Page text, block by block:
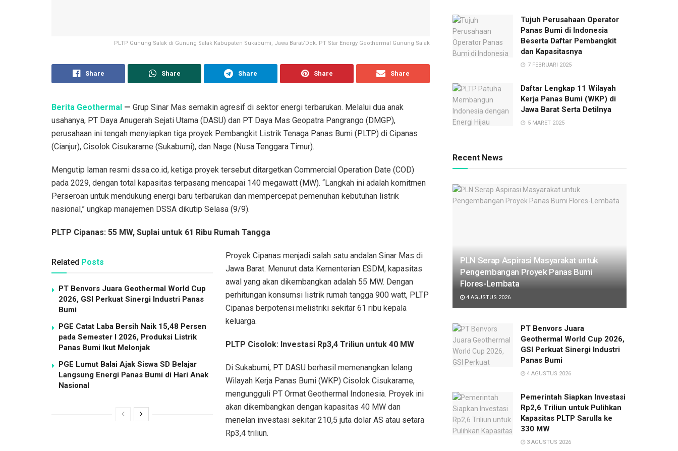
PLTP Gunung Salak di Gunung Salak Kabupaten Sukabumi, Jawa Barat/Dok. PT Star Energy Geothermal Gunung Salak
Share Share Share Share Share
Berita Geothermal — Grup Sinar Mas semakin agresif di sektor energi terbarukan. Melalui dua anak
usahanya, PT Daya Anugerah Sejati Utama (DASU) dan PT Daya Mas Geopatra Pangrango (DMGP),
perusahaan ini tengah menyiapkan tiga proyek Pembangkit Listrik Tenaga Panas Bumi (PLTP) di Cipanas
(Cianjur), Cisolok Cisukarame (Sukabumi), dan Nage (Nusa Tenggara Timur).
Mengutip laman resmi dssa.co.id, ketiga proyek tersebut ditargetkan Commercial Operation Date (COD)
pada 2029, dengan total kapasitas terpasang mencapai 140 megawatt (MW). “Langkah ini adalah komitmen
Perseroan untuk mendukung energi baru terbarukan dan mempercepat pemenuhan kebutuhan listrik
nasional,” ungkap manajemen DSSA dikutip Selasa (9/9).
PLTP Cipanas: 55 MW, Suplai untuk 61 Ribu Rumah Tangga
Related Posts
PT Benvors Juara Geothermal World Cup
2026, GSI Perkuat Sinergi Industri Panas
Bumi
PGE Catat Laba Bersih Naik 15,48 Persen
pada Semester I 2026, Produksi Listrik
Panas Bumi Ikut Melonjak
PGE Lumut Balai Ajak Siswa SD Belajar
Langsung Energi Panas Bumi di Hari Anak
Nasional
Proyek Cipanas menjadi salah satu andalan Sinar Mas di
Jawa Barat. Menurut data Kementerian ESDM, kapasitas
awal yang akan dikembangkan adalah 55 MW. Dengan
perhitungan konsumsi listrik rumah tangga 900 watt, PLTP
Cipanas berpotensi melistriki sekitar 61 ribu kepala
keluarga.
PLTP Cisolok: Investasi Rp3,4 Triliun untuk 40 MW
Di Sukabumi, PT DASU berhasil memenangkan lelang
Wilayah Kerja Panas Bumi (WKP) Cisolok Cisukarame,
mengungguli PT Ormat Geothermal Indonesia. Proyek ini
akan dikembangkan dengan kapasitas 40 MW dan
menelan investasi sekitar 210,5 juta dolar AS atau setara
Rp3,4 triliun.
Tujuh Perusahaan Operator
Panas Bumi di Indonesia
Beserta Daftar Pembangkit
dan Kapasitasnya
7 FEBRUARI 2025
Daftar Lengkap 11 Wilayah
Kerja Panas Bumi (WKP) di
Jawa Barat Serta Detilnya
5 MARET 2025
Recent News
PLN Serap Aspirasi Masyarakat untuk
Pengembangan Proyek Panas Bumi
Flores-Lembata
4 AGUSTUS 2026
PT Benvors Juara
Geothermal World Cup 2026,
GSI Perkuat Sinergi Industri
Panas Bumi
4 AGUSTUS 2026
Pemerintah Siapkan Investasi
Rp2,6 Triliun untuk Pulihkan
Kapasitas PLTP Sarulla ke
330 MW
3 AGUSTUS 2026